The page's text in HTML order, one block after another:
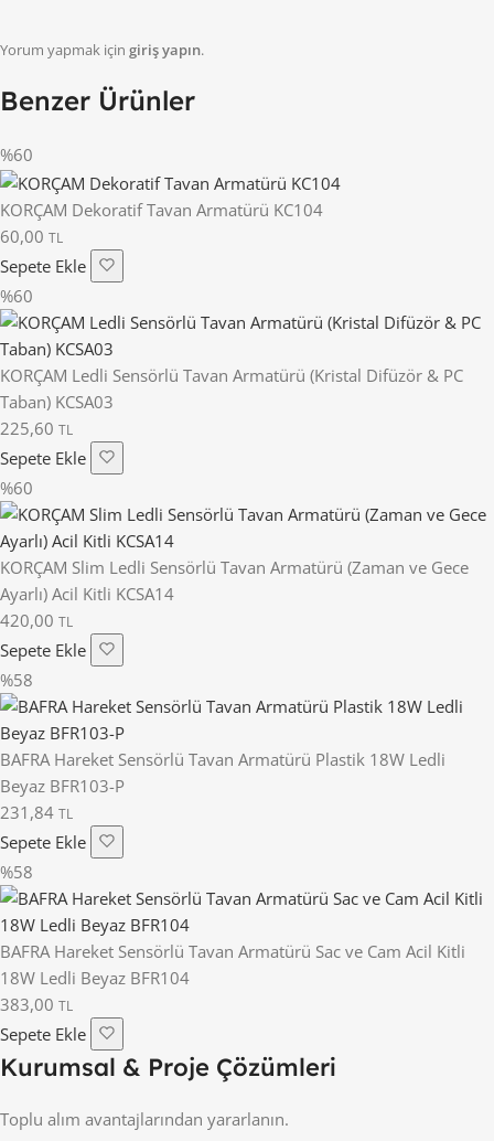
Yorum yapmak için giriş yapın.
Benzer Ürünler
%60
KORÇAM Dekoratif Tavan Armatürü KC104
60,00 TL
Sepete Ekle
%60
KORÇAM Ledli Sensörlü Tavan Armatürü (Kristal Difüzör & PC
Taban) KCSA03
225,60 TL
Sepete Ekle
%60
KORÇAM Slim Ledli Sensörlü Tavan Armatürü (Zaman ve Gece
Ayarlı) Acil Kitli KCSA14
420,00 TL
Sepete Ekle
%58
BAFRA Hareket Sensörlü Tavan Armatürü Plastik 18W Ledli
Beyaz BFR103-P
231,84 TL
Sepete Ekle
%58
BAFRA Hareket Sensörlü Tavan Armatürü Sac ve Cam Acil Kitli
18W Ledli Beyaz BFR104
383,00 TL
Sepete Ekle
Kurumsal & Proje Çözümleri
Toplu alım avantajlarından yararlanın.